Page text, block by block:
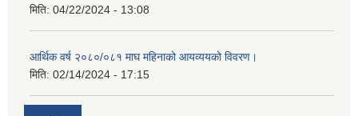
मिति: 04/22/2024 - 13:08
आर्थिक वर्ष २०८०/०८१ माघ महिनाको आयव्ययको विवरण।
मिति: 02/14/2024 - 17:15